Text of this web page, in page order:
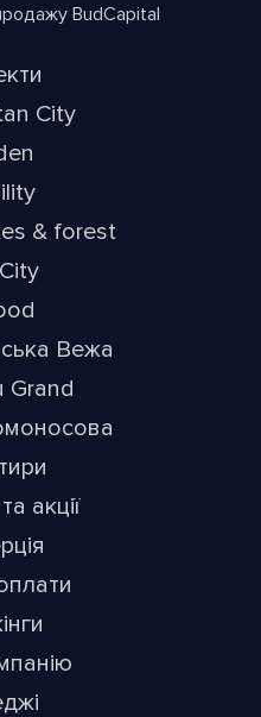
BudCapital
City
& forest
Вежа
Grand
акції